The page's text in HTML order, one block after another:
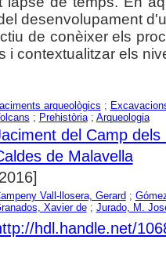
desenvolupament
de conèixer els
i contextualitzar els
arqueològics ;
; Prehistòria; Arqueologia
del Camp
de Malavella
Vall-llosera, Gerard ;
Xavier de; Jurado, M.
hdl.handle.net/